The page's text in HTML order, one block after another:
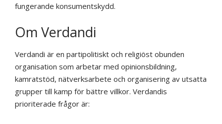
fungerande konsumentskydd.
Om Verdandi
Verdandi är en partipolitiskt och religiöst obunden
organisation som arbetar med opinionsbildning,
kamratstöd, nätverksarbete och organisering av utsatta
grupper till kamp för bättre villkor. Verdandis
prioriterade frågor är: